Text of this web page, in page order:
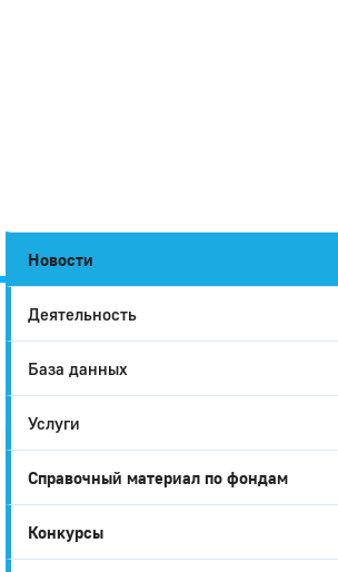
Город
Глазов
Новости
Деятельность
База данных
Услуги
Справочный материал по фондам
Конкурсы